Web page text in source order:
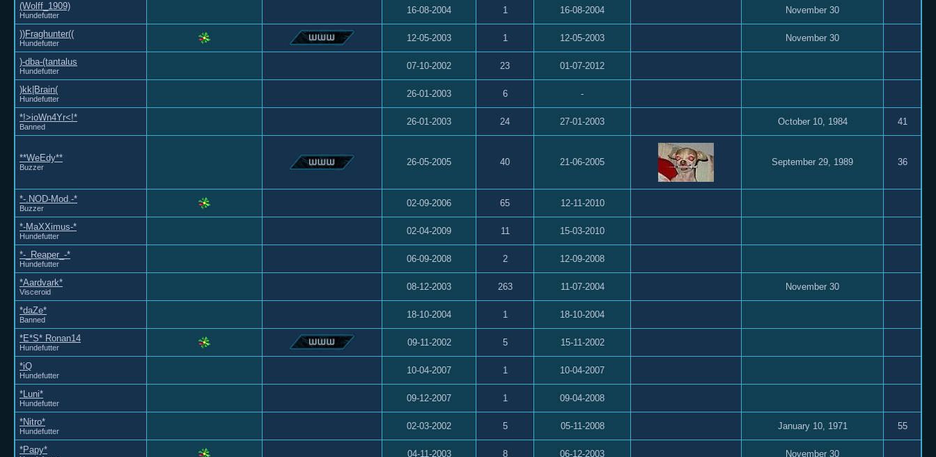
(Wolff_1909)
Hundefutter 16-08-2004 1 16-08-2004 November 30
))Fraghunter((
Hundefutter 12-05-2003 1 12-05-2003 November 30
)-dba-(tantalus
Hundefutter 07-10-2002 23 01-07-2012
)kk|Brain(
Hundefutter 26-01-2003 6 -
*!>ioWn4Yr<!*
Banned 26-01-2003 24 27-01-2003 October 10, 1984 41
**WeEdy**
Buzzer 26-05-2005 40 21-06-2005 September 29, 1989 36
*-.NOD-Mod.-*
Buzzer 02-09-2006 65 12-11-2010
*-MaXXimus-*
Hundefutter 02-04-2009 11 15-03-2010
*-_Reaper_-*
Hundefutter 06-09-2008 2 12-09-2008
*Aardvark*
Visceroid 08-12-2003 263 11-07-2004 November 30
*daZe*
Banned 18-10-2004 1 18-10-2004
*E*S* Ronan14
Hundefutter 09-11-2002 5 15-11-2002
*iQ
Hundefutter 10-04-2007 1 10-04-2007
*Luni*
Hundefutter 09-12-2007 1 09-04-2008
*Nitro*
Hundefutter 02-03-2002 5 05-11-2008 January 10, 1971 55
*Papy* 04-11-2003 8 06-12-2003 November 30